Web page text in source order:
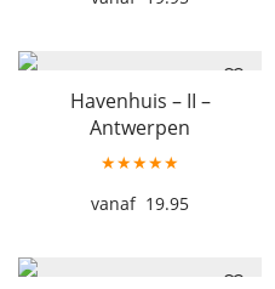
Havenhuis – II –
Antwerpen
★★★★★
19.95